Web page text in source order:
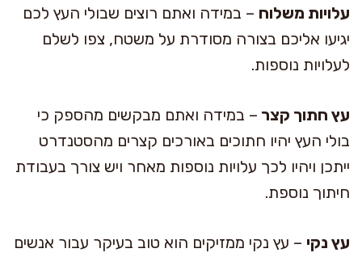
עלויות משלוח – במידה ואתם רוצים שבולי העץ לכם
יגיעו אליכם בצורה מסודרת על משטח, צפו לשלם
לעלויות נוספות.
עץ חתוך קצר – במידה ואתם מבקשים מהספק כי
בולי העץ יהיו חתוכים באורכים קצרים מהסטנדרט
ייתכן ויהיו לכך עלויות נוספות מאחר ויש צורך בעבודת
חיתוך נוספת.
עץ נקי – עץ נקי ממזיקים הוא טוב בעיקר עבור אנשים